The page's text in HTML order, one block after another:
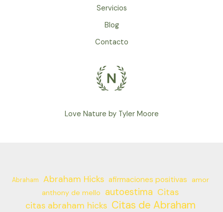
Servicios
Blog
Contacto
Love Nature by Tyler Moore
Abraham Abraham Hicks afirmaciones positivas
amor
anthony de mello
autoestima Citas
citas abraham hicks Citas de Abraham